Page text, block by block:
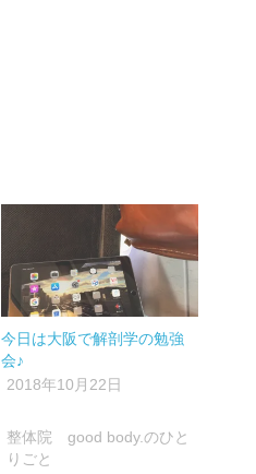
今日は大阪で解剖学の勉強
会♪
2018年10月22日
整体院 good body.のひと
りごと